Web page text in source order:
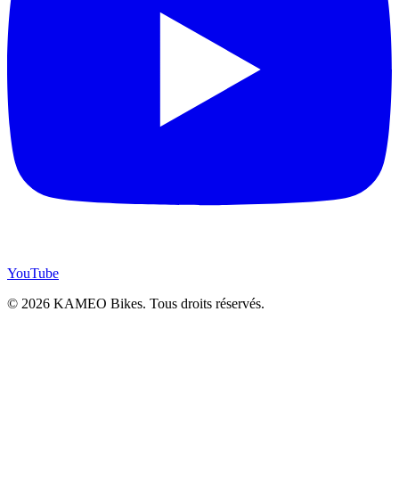
YouTube
© 2026 KAMEO Bikes. Tous droits réservés.